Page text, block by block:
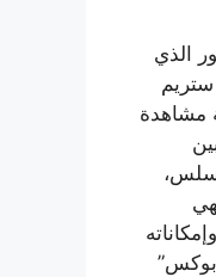
الذي
ستريم
مشاهدة
بوكس”